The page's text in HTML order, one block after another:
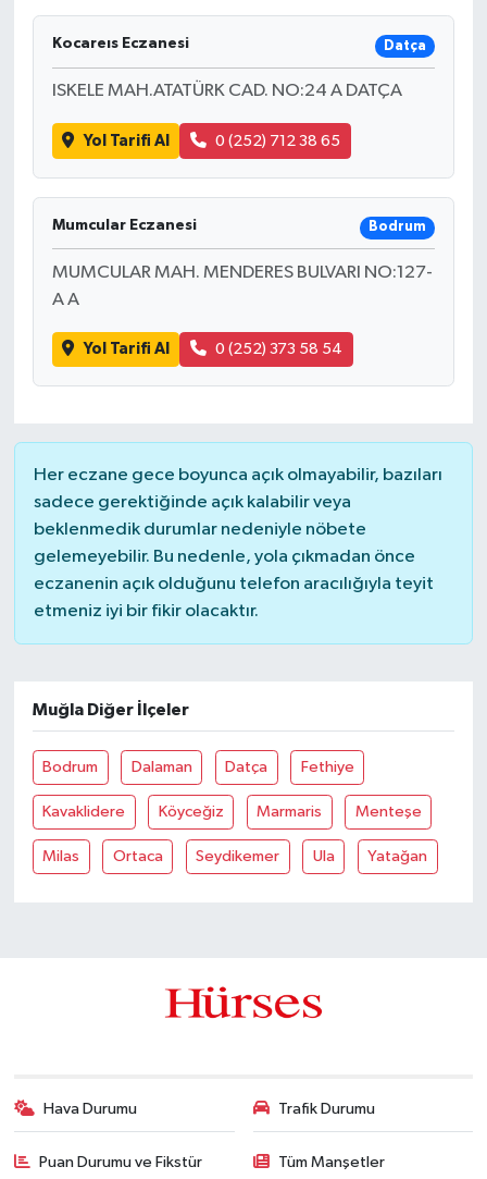
Kocareıs Eczanesi Datça
ISKELE MAH.ATATÜRK CAD. NO:24 A DATÇA
Yol Tarifi Al 0 (252) 712 38 65
Mumcular Eczanesi Bodrum
MUMCULAR MAH. MENDERES BULVARI NO:127-
A A
Yol Tarifi Al 0 (252) 373 58 54
Her eczane gece boyunca açık olmayabilir, bazıları
sadece gerektiğinde açık kalabilir veya
beklenmedik durumlar nedeniyle nöbete
gelemeyebilir. Bu nedenle, yola çıkmadan önce
eczanenin açık olduğunu telefon aracılığıyla teyit
etmeniz iyi bir fikir olacaktır.
Muğla Diğer İlçeler
Bodrum Dalaman Datça Fethiye
Kavaklidere Köyceğiz Marmaris Menteşe
Milas Ortaca Seydikemer Ula Yatağan
Hava Durumu Trafik Durumu
Puan Durumu ve Fikstür Tüm Manşetler